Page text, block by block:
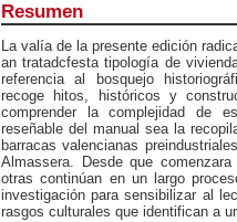
Resumen
La valía de la presente edición
an tratadcfesta tipología de
referencia al bosquejo
recoge hitos, históricos y
comprender la complejidad de
reseñable del manual sea la
barracas valencianas
Almassera. Desde que
otras continúan en un largo
investigación para sensibilizar al
rasgos culturales que identifican a